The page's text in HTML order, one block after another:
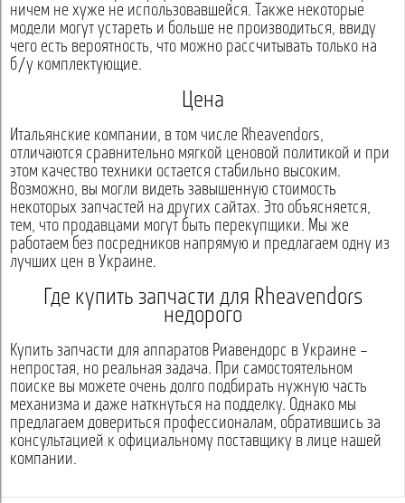
ничем не хуже не использовавшейся. Также некоторые
модели могут устареть и больше не производиться, ввиду
чего есть вероятность, что можно рассчитывать только на
б/у комплектующие.
Цена
Итальянские компании, в том числе Rheavendors,
отличаются сравнительно мягкой ценовой политикой и при
этом качество техники остается стабильно высоким.
Возможно, вы могли видеть завышенную стоимость
некоторых запчастей на других сайтах. Это объясняется,
тем, что продавцами могут быть перекупщики. Мы же
работаем без посредников напрямую и предлагаем одну из
лучших цен в Украине.
Где купить запчасти для Rheavendors
недорого
Купить запчасти для аппаратов Риавендорс в Украине –
непростая, но реальная задача. При самостоятельном
поиске вы можете очень долго подбирать нужную часть
механизма и даже наткнуться на подделку. Однако мы
предлагаем довериться профессионалам, обратившись за
консультацией к официальному поставщику в лице нашей
компании.